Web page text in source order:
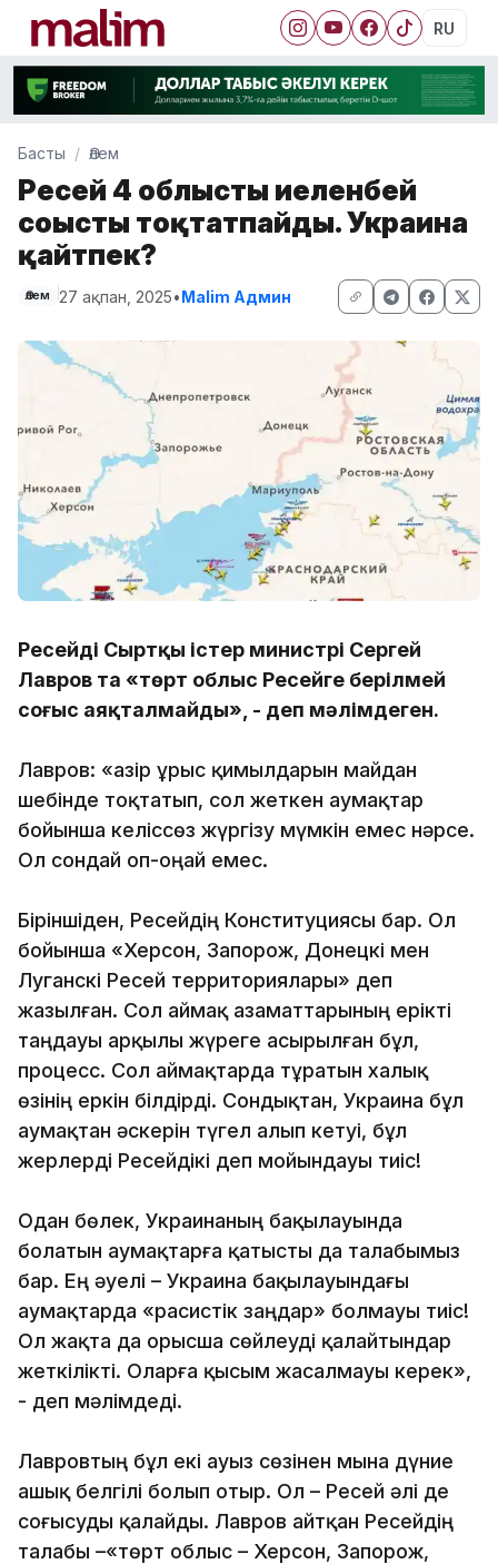
RU
Басты Әлем
Ресей 4 облысты иеленбей
соғысты тоқтатпайды. Украина
қайтпек?
Әлем 27 ақпан, 2025•Malim Админ
Ресейдің Сыртқы істер министрі Сергей
Лавров та «төрт облыс Ресейге берілмей
соғыс аяқталмайды», - деп мәлімдеген.
Лавров: «Қазір ұрыс қимылдарын майдан
шебінде тоқтатып, сол жеткен аумақтар
бойынша келіссөз жүргізу мүмкін емес нәрсе.
Ол сондай оп-оңай емес.
Біріншіден, Ресейдің Конституциясы бар. Ол
бойынша «Херсон, Запорож, Донецкі мен
Луганскі Ресей территориялары» деп
жазылған. Сол аймақ азаматтарының ерікті
таңдауы арқылы жүреге асырылған бұл,
процесс. Сол аймақтарда тұратын халық
өзінің еркін білдірді. Сондықтан, Украина бұл
аумақтан әскерін түгел алып кетуі, бұл
жерлерді Ресейдікі деп мойындауы тиіс!
Одан бөлек, Украинаның бақылауында
болатын аумақтарға қатысты да талабымыз
бар. Ең әуелі – Украина бақылауындағы
аумақтарда «расистік заңдар» болмауы тиіс!
Ол жақта да орысша сөйлеуді қалайтындар
жеткілікті. Оларға қысым жасалмауы керек»,
- деп мәлімдеді.
Лавровтың бұл екі ауыз сөзінен мына дүние
ашық белгілі болып отыр. Ол – Ресей әлі де
соғысуды қалайды. Лавров айтқан Ресейдің
талабы –«төрт облыс – Херсон, Запорож,